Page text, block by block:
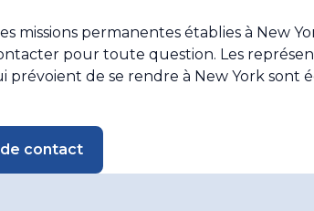
missions permanentes établies à New
pour toute question. Les
prévoient de se rendre à New York
contact